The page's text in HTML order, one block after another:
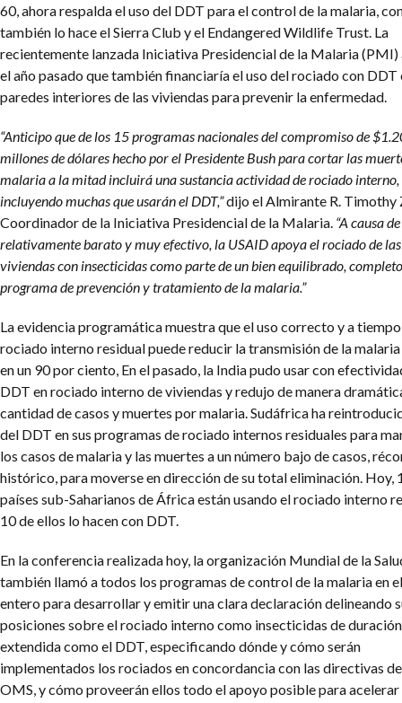
60, ahora respalda el uso del DDT para el control de la malaria,
también lo hace el Sierra Club y el Endangered Wildlife Trust. La
recientemente lanzada Iniciativa Presidencial de la Malaria (PMI)
el año pasado que también financiaría el uso del rociado con DDT
paredes interiores de las viviendas para prevenir la enfermedad.
“Anticipo que de los 15 programas nacionales del compromiso de
millones de dólares hecho por el Presidente Bush para cortar las
malaria a la mitad incluirá una sustancia actividad de rociado interno,
incluyendo muchas que usarán el DDT,”dijo el Almirante R. Timothy
Coordinador de la Iniciativa Presidencial de la Malaria. “A causa
relativamente barato y muy efectivo, la USAID apoya el rociado de las
viviendas con insecticidas como parte de un bien equilibrado, completo
programa de prevención y tratamiento de la malaria.”
La evidencia programática muestra que el uso correcto y a
rociado interno residual puede reducir la transmisión de la
en un 90 por ciento, En el pasado, la India pudo usar con
DDT en rociado interno de viviendas y redujo de manera
cantidad de casos y muertes por malaria. Sudáfrica ha
del DDT en sus programas de rociado internos residuales para
los casos de malaria y las muertes a un número bajo de casos,
histórico, para moverse en dirección de su total eliminación. Hoy,
países sub-Saharianos de África están usando el rociado interno
10 de ellos lo hacen con DDT.
En la conferencia realizada hoy, la organización Mundial de la
también llamó a todos los programas de control de la malaria en
entero para desarrollar y emitir una clara declaración delineando
posiciones sobre el rociado interno como insecticidas de duración
extendida como el DDT, especificando dónde y cómo serán
implementados los rociados en concordancia con las directivas
OMS, y cómo proveerán ellos todo el apoyo posible para acelerar